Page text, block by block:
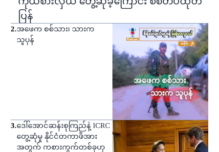
ပြန်
2.အဖေက စစ်သား၊ သားက
သူပုန်
3.ဒေါ်အောင်ဆန်းစုကြည်နဲ့ ICRC
တွေ့ဆုံမှု နိုင်ငံတကာဖိအား
အတွက် ကစားကွက်တစ်ခုဟု